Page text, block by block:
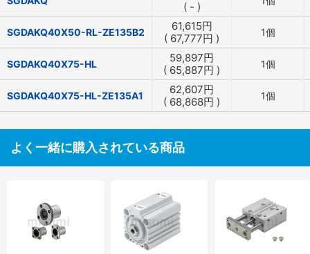
( - )
SGDAKQ40X50-RL-ZE135B2 61,615円
( 67,777円 ) 1個
SGDAKQ40X75-HL 59,897円
( 65,887円 ) 1個
SGDAKQ40X75-HL-ZE135A1 62,607円
( 68,868円 ) 1個
よく一緒に購入されている商品